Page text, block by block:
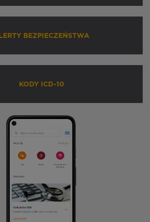
BEZPIECZEŃSTWA
KODY ICD-10